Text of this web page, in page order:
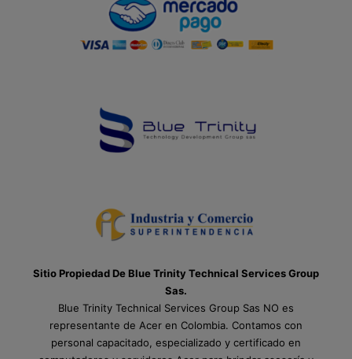
Sitio Propiedad De Blue Trinity Technical Services Group
Sas.
Blue Trinity Technical Services Group Sas NO es
representante de Acer en Colombia. Contamos con
personal capacitado, especializado y certificado en